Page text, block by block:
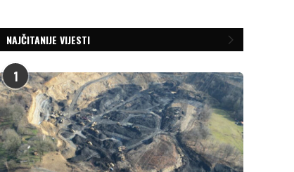
NAJČITANIJE VIJESTI
1